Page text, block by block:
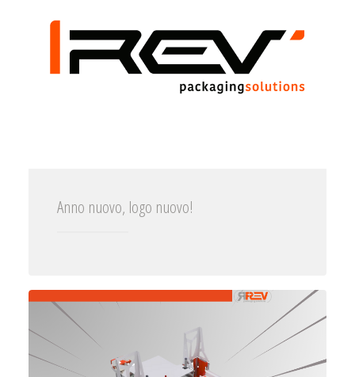
Anno nuovo, logo nuovo!